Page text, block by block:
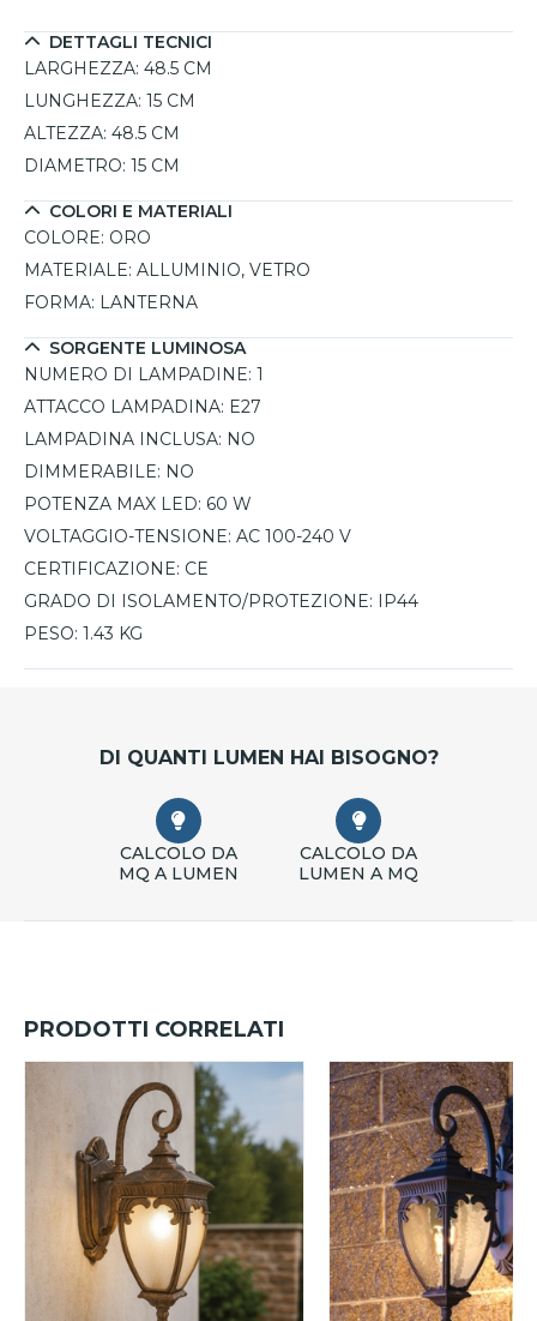
Grazie alla protezione IP44, è ideale per un utilizzo esterno
continuativo.
DETTAGLI TECNICI
LARGHEZZA: 48.5 CM
LUNGHEZZA: 15 CM
ALTEZZA: 48.5 CM
DIAMETRO: 15 CM
COLORI E MATERIALI
COLORE: ORO
MATERIALE: ALLUMINIO, VETRO
FORMA: LANTERNA
SORGENTE LUMINOSA
NUMERO DI LAMPADINE: 1
ATTACCO LAMPADINA: E27
LAMPADINA INCLUSA: NO
DIMMERABILE: NO
POTENZA MAX LED: 60 W
VOLTAGGIO-TENSIONE: AC 100-240 V
CERTIFICAZIONE: CE
GRADO DI ISOLAMENTO/PROTEZIONE: IP44
PESO: 1.43 KG
DI QUANTI LUMEN HAI BISOGNO?
CALCOLO DA
MQ A LUMEN
CALCOLO DA
LUMEN A MQ
PRODOTTI CORRELATI